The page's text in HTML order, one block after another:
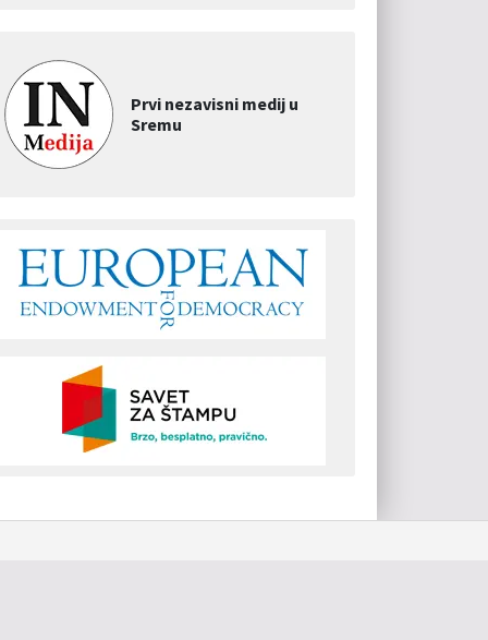
Prvi nezavisni medij u
Sremu